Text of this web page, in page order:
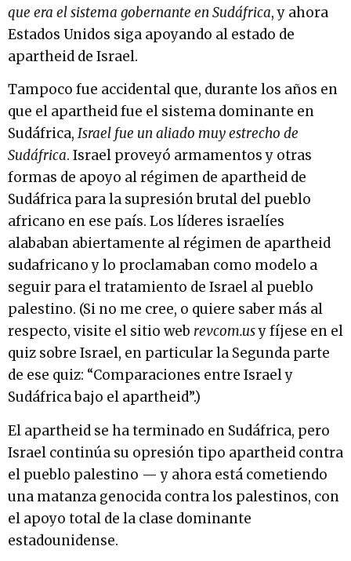
que era el sistema gobernante en Sudáfrica, y ahora
Estados Unidos siga apoyando al estado de
apartheid de Israel.
Tampoco fue accidental que, durante los años en
que el apartheid fue el sistema dominante en
Sudáfrica, Israel fue un aliado muy estrecho de
Sudáfrica. Israel proveyó armamentos y otras
formas de apoyo al régimen de apartheid de
Sudáfrica para la supresión brutal del pueblo
africano en ese país. Los líderes israelíes
alababan abiertamente al régimen de apartheid
sudafricano y lo proclamaban como modelo a
seguir para el tratamiento de Israel al pueblo
palestino. (Si no me cree, o quiere saber más al
respecto, visite el sitio web revcom.usy fíjese en el
quiz sobre Israel, en particular la Segunda parte
de ese quiz: “Comparaciones entre Israel y
Sudáfrica bajo el apartheid”.)
El apartheid se ha terminado en Sudáfrica, pero
Israel continúa su opresión tipo apartheid contra
el pueblo palestino — y ahora está cometiendo
una matanza genocida contra los palestinos, con
el apoyo total de la clase dominante
estadounidense.